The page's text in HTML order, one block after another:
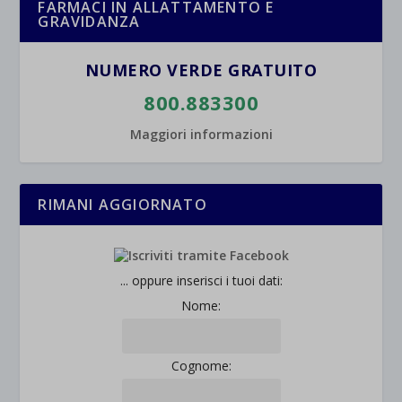
FARMACI IN ALLATTAMENTO E
GRAVIDANZA
NUMERO VERDE GRATUITO
800.883300
Maggiori informazioni
RIMANI AGGIORNATO
... oppure inserisci i tuoi dati:
Nome:
Cognome:
wpc*